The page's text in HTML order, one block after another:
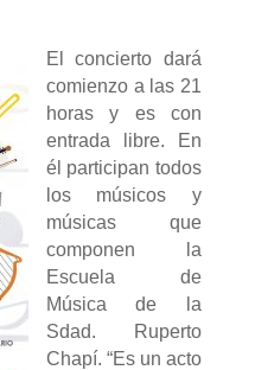
El concierto dará
comienzo a las 21
horas y es con
entrada libre. En
él participan todos
los músicos y
músicas que
componen la
Escuela de
Música de la
Sdad. Ruperto
Chapí. “Es un acto